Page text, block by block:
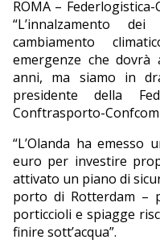
ROMA –
“L’innalzamento
cambiamento
emergenze che dovrà
anni, ma siamo in
presidente della
Conftrasporto-
“L’Olanda ha
euro per investire
attivato un piano di
porto di Rotterdam –
porticcioli e spiagge
finire sott’acqua”.